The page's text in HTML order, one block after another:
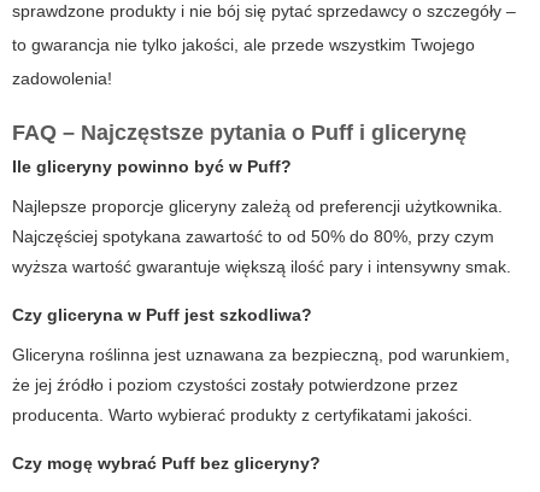
sprawdzone produkty i nie bój się pytać sprzedawcy o szczegóły –
to gwarancja nie tylko jakości, ale przede wszystkim Twojego
zadowolenia!
FAQ – Najczęstsze pytania o Puff i glicerynę
Ile gliceryny powinno być w Puff?
Najlepsze proporcje gliceryny zależą od preferencji użytkownika.
Najczęściej spotykana zawartość to od 50% do 80%, przy czym
wyższa wartość gwarantuje większą ilość pary i intensywny smak.
Czy gliceryna w Puff jest szkodliwa?
Gliceryna roślinna jest uznawana za bezpieczną, pod warunkiem,
że jej źródło i poziom czystości zostały potwierdzone przez
producenta. Warto wybierać produkty z certyfikatami jakości.
Czy mogę wybrać Puff bez gliceryny?